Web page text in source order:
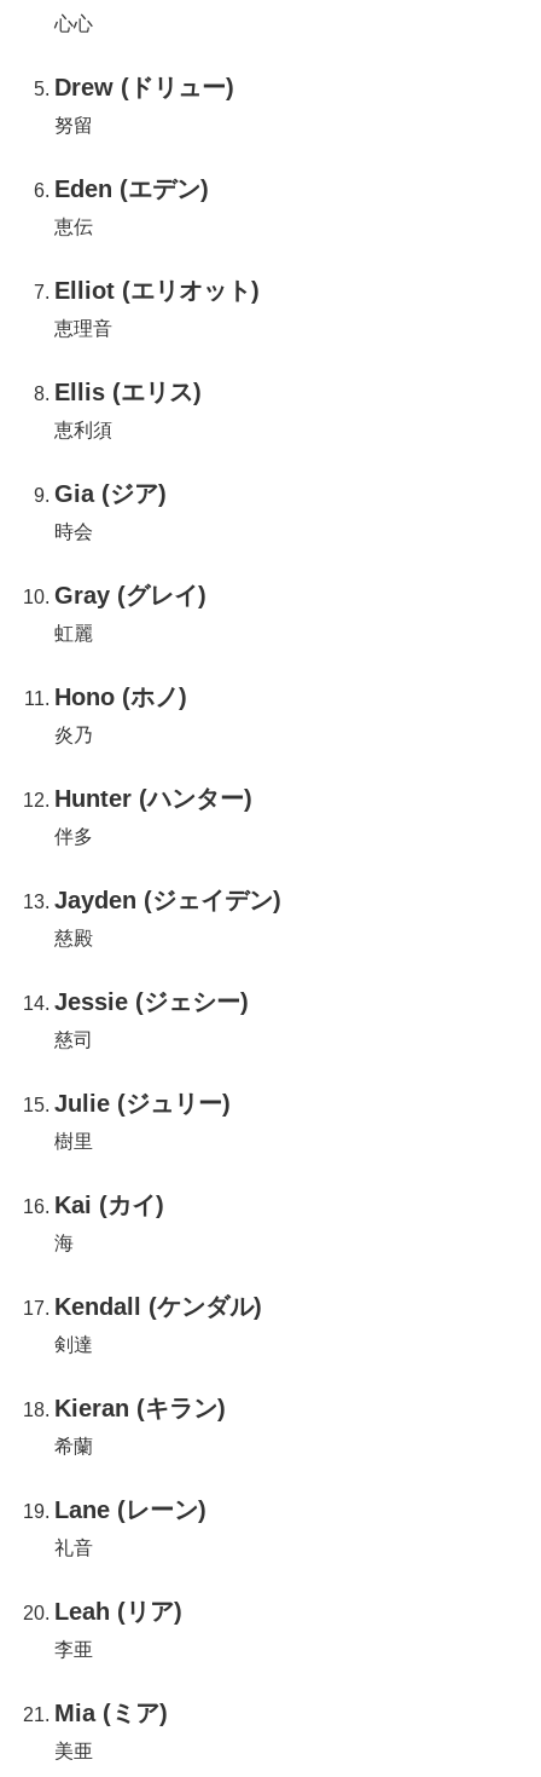
心心
Drew (ドリュー)
努留
Eden (エデン)
恵伝
Elliot (エリオット)
恵理音
Ellis (エリス)
恵利須
Gia (ジア)
時会
Gray (グレイ)
虹麗
Hono (ホノ)
炎乃
Hunter (ハンター)
伴多
Jayden (ジェイデン)
慈殿
Jessie (ジェシー)
慈司
Julie (ジュリー)
樹里
Kai (カイ)
海
Kendall (ケンダル)
剣達
Kieran (キラン)
希蘭
Lane (レーン)
礼音
Leah (リア)
李亜
Mia (ミア)
美亜